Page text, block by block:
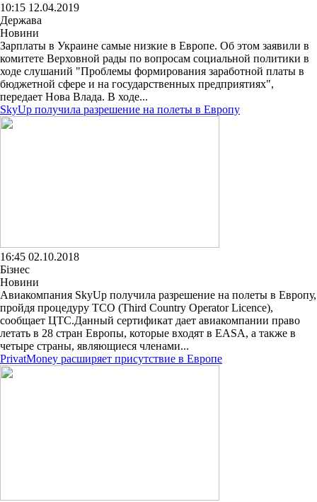
10:15 12.04.2019
Держава
Новини
Зарплаты в Украине самые низкие в Европе. Об этом заявили в
комитете Верховной рады по вопросам социальной политики в
ходе слушаний "Проблемы формирования заработной платы в
бюджетной сфере и на государственных предприятиях",
передает Нова Влада. В ходе...
SkyUp получила разрешение на полеты в Европу
16:45 02.10.2018
Бізнес
Новини
Авиакомпания SkyUp получила разрешение на полеты в Европу,
пройдя процедуру TCO (Third Country Operator Licence),
сообщает ЦТС.Данный сертификат дает авиакомпании право
летать в 28 стран Европы, которые входят в EASA, а также в
четыре страны, являющиеся членами...
PrivatMoney расширяет присутствие в Европе